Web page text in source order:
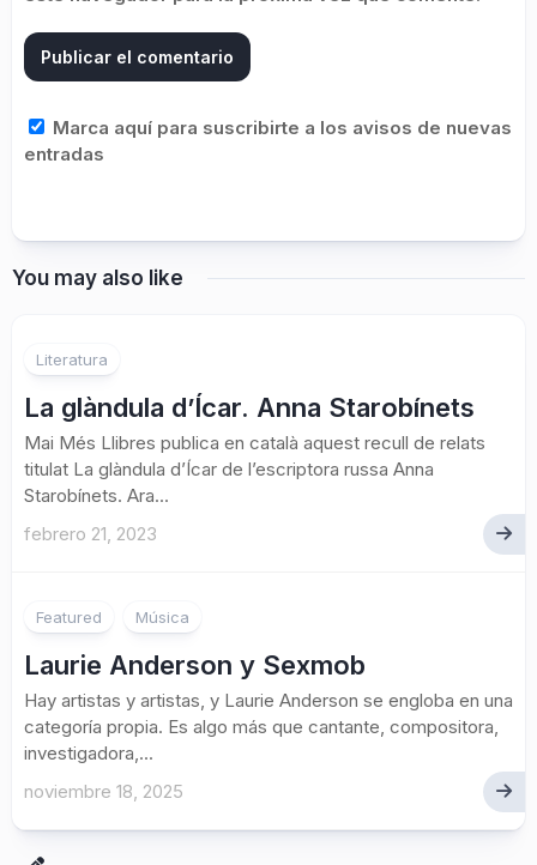
Marca aquí para suscribirte a los avisos de nuevas
entradas
You may also like
Literatura
La glàndula d’Ícar. Anna Starobínets
Mai Més Llibres publica en català aquest recull de relats
titulat La glàndula d’Ícar de l’escriptora russa Anna
Starobínets. Ara...
febrero 21, 2023
Featured Música
Laurie Anderson y Sexmob
Hay artistas y artistas, y Laurie Anderson se engloba en una
categoría propia. Es algo más que cantante, compositora,
investigadora,...
noviembre 18, 2025